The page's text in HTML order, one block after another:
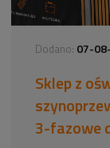
Dodano: 07-
Sklep z
3-fazowe